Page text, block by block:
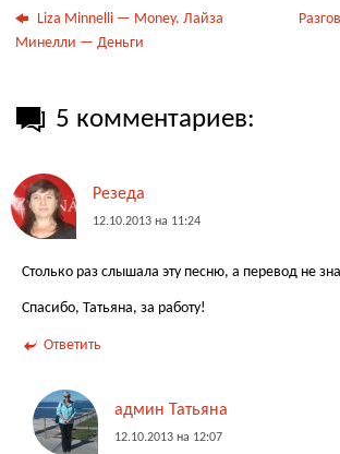
Liza Minnelli — Money. Лайза
Минелли — Деньги
5 комментариев:
Резеда
12.10.2013 на 11:24
Столько раз слышала эту песню, а перевод не
Спасибо, Татьяна, за работу!
Ответить
админ Татьяна
12.10.2013 на 12:07